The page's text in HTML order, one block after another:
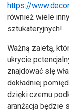
https://
również wiele
sztukateryjnych!
Ważną zaletą,
ukrycie
znajdować się
dokładniej
dzięki czemu
aranżacja będzie